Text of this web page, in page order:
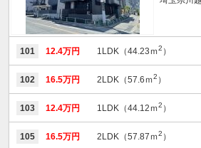
101 12.4万円 1LDK（44.23ｍ2 ）
102 16.5万円 2LDK（57.6ｍ2 ）
103 12.4万円 1LDK（44.12ｍ2 ）
105 16.5万円 2LDK（57.87ｍ2 ）